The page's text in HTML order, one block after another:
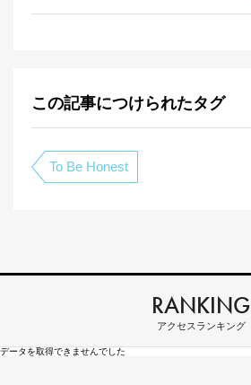
この記事につけられたタグ
To Be Honest
RANKING
アクセスランキング
データを取得できませんでした